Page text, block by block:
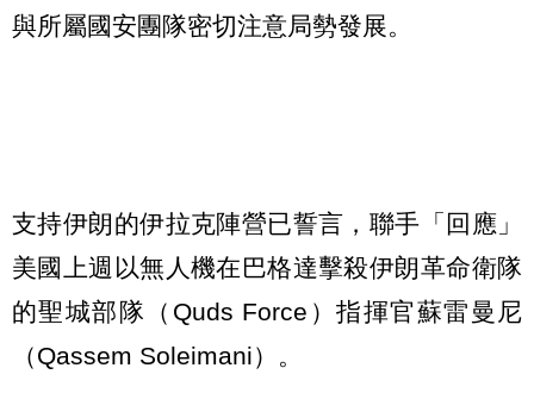
與所屬國安團隊密切注意局勢發展。
支持伊朗的伊拉克陣營已誓言，聯手「回應」
美國上週以無人機在巴格達擊殺伊朗革命衛隊
的聖城部隊（Quds Force）指揮官蘇雷曼尼
（Qassem Soleimani）。